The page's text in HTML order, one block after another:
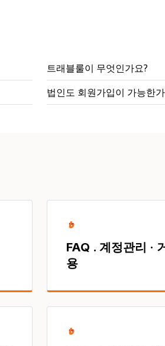
FAQ . 계정관리 ·
용
트래블룰이 무엇인가요?
법인도 회원가입이 가능한